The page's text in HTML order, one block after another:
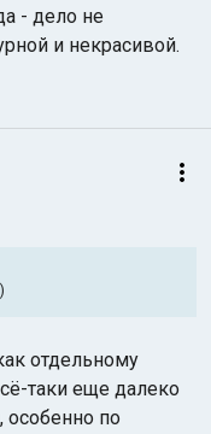
- дело не
и некрасивой.
отдельному
таки еще далеко
по